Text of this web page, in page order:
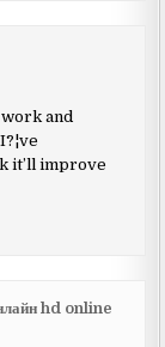
and
it’ll improve
hd online